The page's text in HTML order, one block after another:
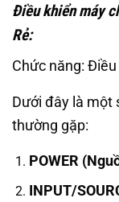
Điều khiển máy
Rẻ:
Chức năng:
Dưới đây là một
thường gặp:
POWER
INPUT/